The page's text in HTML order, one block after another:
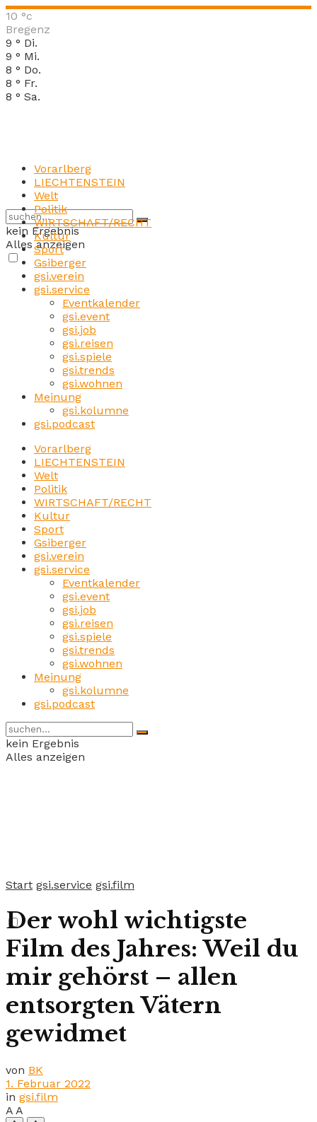
10 °c
Bregenz
9 ° Di.
9 ° Mi.
8 ° Do.
8 ° Fr.
8 ° Sa.
kein Ergebnis
Alles anzeigen
Vorarlberg
LIECHTENSTEIN
Welt
Politik
WIRTSCHAFT/RECHT
Kultur
Sport
Gsiberger
gsi.verein
gsi.service
Eventkalender
gsi.event
gsi.job
gsi.reisen
gsi.spiele
gsi.trends
gsi.wohnen
Meinung
gsi.kolumne
gsi.podcast
Vorarlberg
LIECHTENSTEIN
Welt
Politik
WIRTSCHAFT/RECHT
Kultur
Sport
Gsiberger
gsi.verein
gsi.service
Eventkalender
gsi.event
gsi.job
gsi.reisen
gsi.spiele
gsi.trends
gsi.wohnen
Meinung
gsi.kolumne
gsi.podcast
kein Ergebnis
Alles anzeigen
Start gsi.service gsi.film
Der wohl wichtigste
Film des Jahres: Weil du
mir gehörst – allen
entsorgten Vätern
gewidmet
von BK
1. Februar 2022
in gsi.film
A A